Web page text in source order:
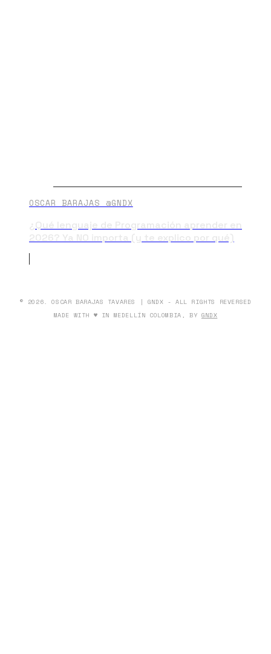
OSCAR BARAJAS @GNDX
© 2026. OSCAR BARAJAS TAVARES | GNDX - ALL RIGHTS REVERSED
MADE WITH ♥ IN MEDELLÍN COLOMBIA, BY GNDX